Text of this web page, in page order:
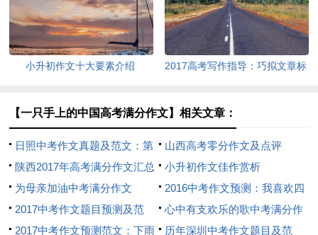
小升初作文十大要素介绍
2017高考写作指导：巧拟文章标
【一只手上的中国高考满分作文】相关文章：
日照中考作文真题及范文：第
一次-
山西高考零分作文及点评
陕西2017年高考满分作文汇总
小升初作文佳作赏析
为母亲加油中考满分作文
2016中考作文预测：我喜欢四
处走走
2017中考作文题目预测及范
文：关于诚信
心中有支欢乐的歌中考满分作
文（通用20篇）
2017中考作文预测范文：下雨 历年深圳中考作文题目及范